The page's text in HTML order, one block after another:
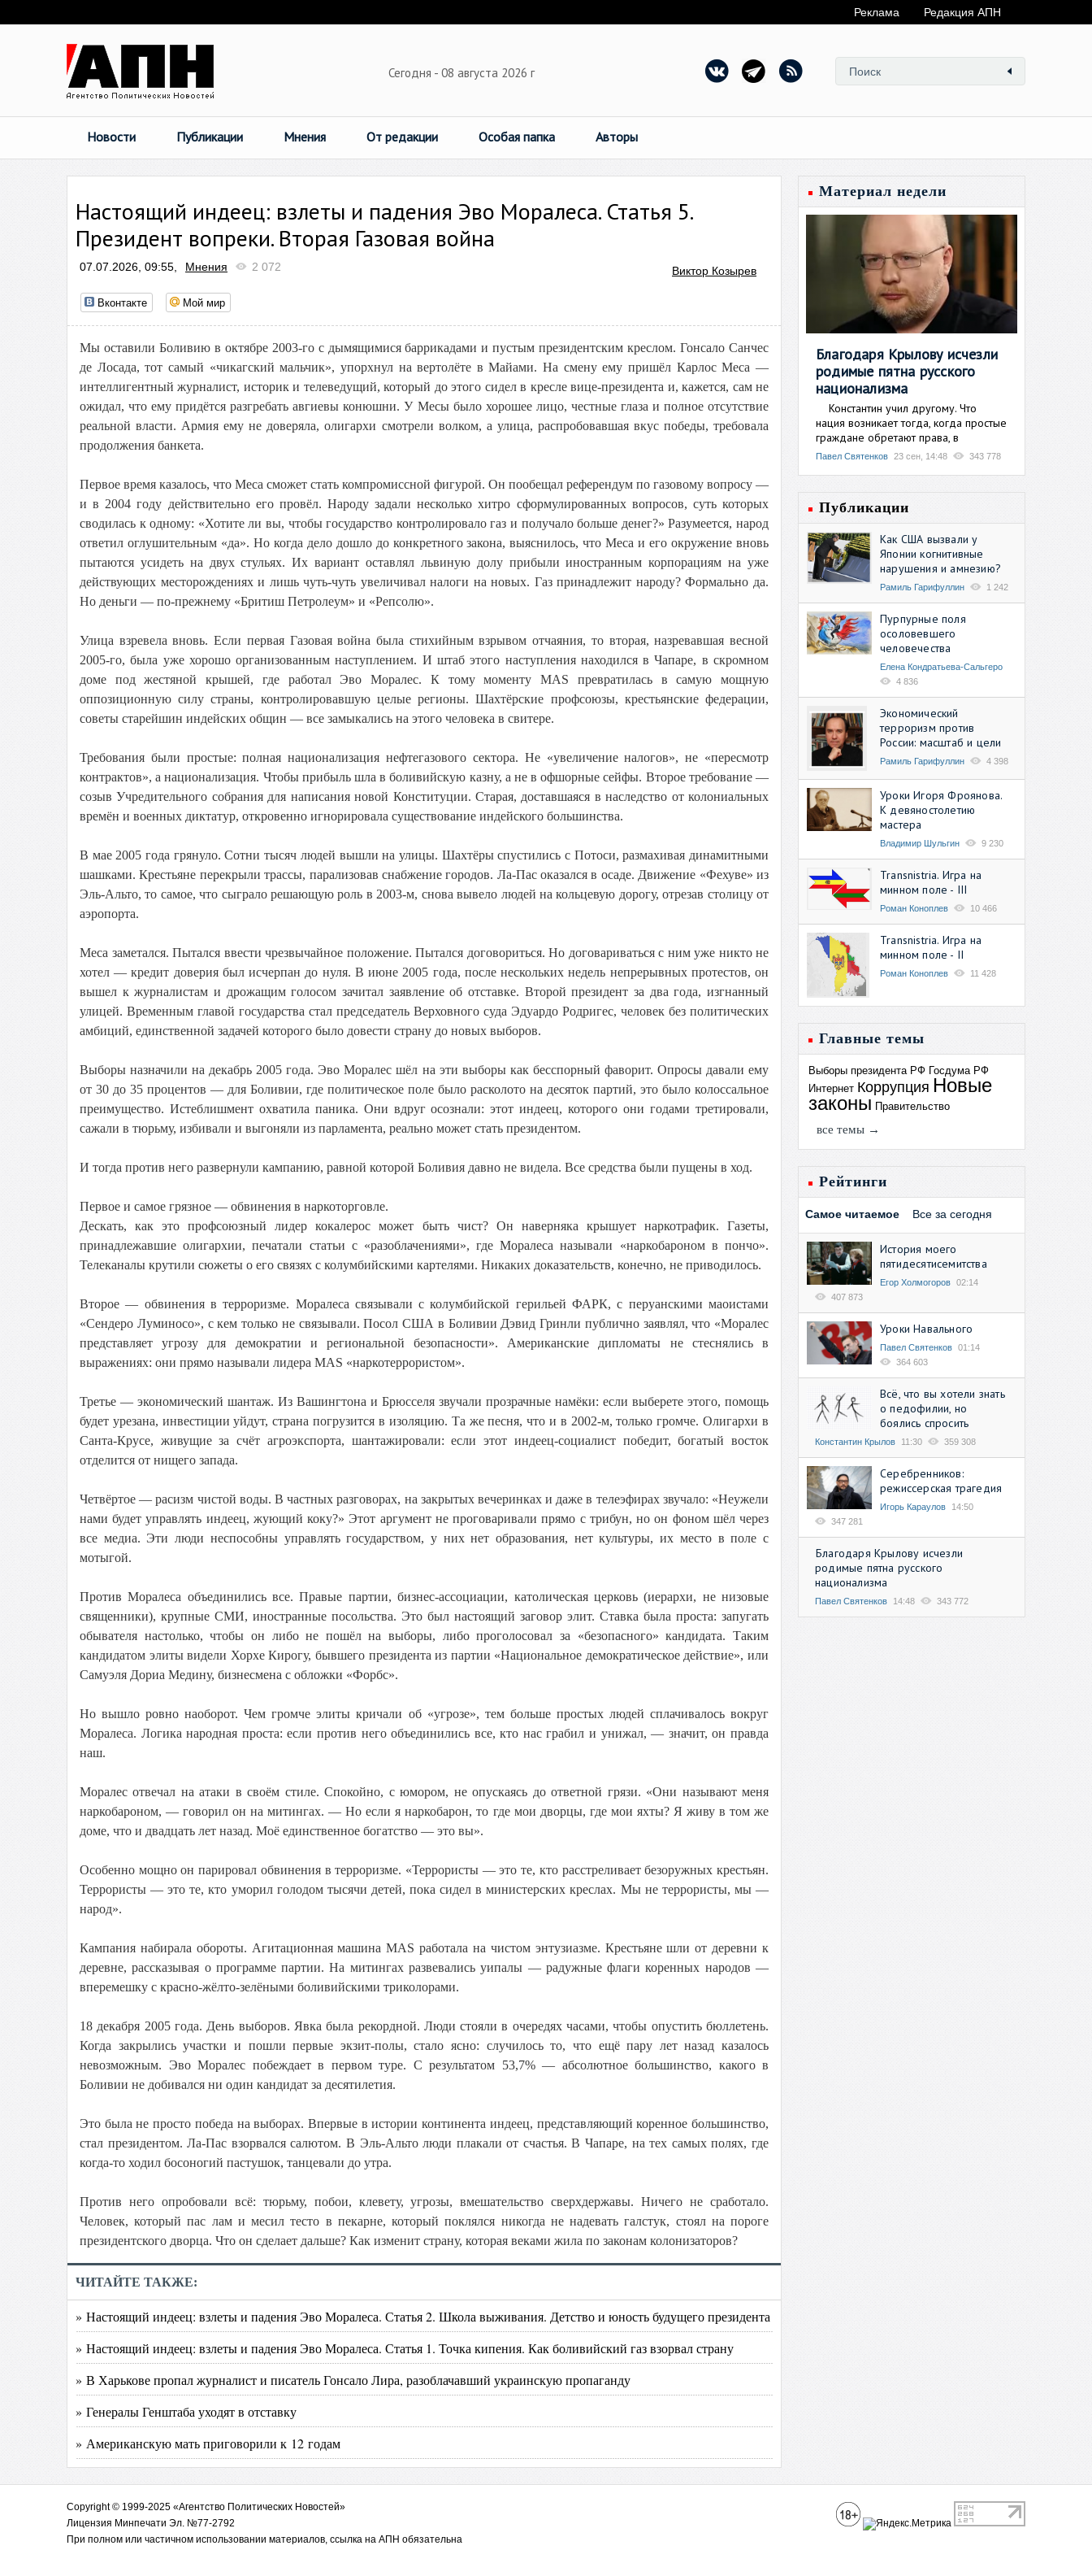
Реклама Редакция АПН
Сегодня - 08 августа 2026 г
Новости Публикации Мнения От редакции Особая папка Авторы
Настоящий индеец: взлеты и падения Эво Моралеса. Статья 5.
Президент вопреки. Вторая Газовая война
07.07.2026, 09:55, Мнения 2 072 Виктор Козырев
Вконтакте Мой мир
Мы оставили Боливию в октябре 2003-го с дымящимися баррикадами и пустым президентским креслом. Гонсало Санчес
де Лосада, тот самый «чикагский мальчик», упорхнул на вертолёте в Майами. На смену ему пришёл Карлос Меса —
интеллигентный журналист, историк и телеведущий, который до этого сидел в кресле вице-президента и, кажется, сам не
ожидал, что ему придётся разгребать авгиевы конюшни. У Месы было хорошее лицо, честные глаза и полное отсутствие
реальной власти. Армия ему не доверяла, олигархи смотрели волком, а улица, распробовавшая вкус победы, требовала
продолжения банкета.
Первое время казалось, что Меса сможет стать компромиссной фигурой. Он пообещал референдум по газовому вопросу —
и в 2004 году действительно его провёл. Народу задали несколько хитро сформулированных вопросов, суть которых
сводилась к одному: «Хотите ли вы, чтобы государство контролировало газ и получало больше денег?» Разумеется, народ
ответил оглушительным «да». Но когда дело дошло до конкретного закона, выяснилось, что Меса и его окружение вновь
пытаются усидеть на двух стульях. Их вариант оставлял львиную долу прибыли иностранным корпорациям на уже
действующих месторождениях и лишь чуть-чуть увеличивал налоги на новых. Газ принадлежит народу? Формально да.
Но деньги — по-прежнему «Бритиш Петролеум» и «Репсолю».
Улица взревела вновь. Если первая Газовая война была стихийным взрывом отчаяния, то вторая, назревавшая весной
2005-го, была уже хорошо организованным наступлением. И штаб этого наступления находился в Чапаре, в скромном
доме под жестяной крышей, где работал Эво Моралес. К тому моменту MAS превратилась в самую мощную
оппозиционную силу страны, контролировавшую целые регионы. Шахтёрские профсоюзы, крестьянские федерации,
советы старейшин индейских общин — все замыкались на этого человека в свитере.
Требования были простые: полная национализация нефтегазового сектора. Не «увеличение налогов», не «пересмотр
контрактов», а национализация. Чтобы прибыль шла в боливийскую казну, а не в офшорные сейфы. Второе требование —
созыв Учредительного собрания для написания новой Конституции. Старая, доставшаяся в наследство от колониальных
времён и военных диктатур, откровенно игнорировала существование индейского большинства.
В мае 2005 года грянуло. Сотни тысяч людей вышли на улицы. Шахтёры спустились с Потоси, размахивая динамитными
шашками. Крестьяне перекрыли трассы, парализовав снабжение городов. Ла-Пас оказался в осаде. Движение «Фехуве» из
Эль-Альто, то самое, что сыграло решающую роль в 2003-м, снова вывело людей на кольцевую дорогу, отрезав столицу от
аэропорта.
Меса заметался. Пытался ввести чрезвычайное положение. Пытался договориться. Но договариваться с ним уже никто не
хотел — кредит доверия был исчерпан до нуля. В июне 2005 года, после нескольких недель непрерывных протестов, он
вышел к журналистам и дрожащим голосом зачитал заявление об отставке. Второй президент за два года, изгнанный
улицей. Временным главой государства стал председатель Верховного суда Эдуардо Родригес, человек без политических
амбиций, единственной задачей которого было довести страну до новых выборов.
Выборы назначили на декабрь 2005 года. Эво Моралес шёл на эти выборы как бесспорный фаворит. Опросы давали ему
от 30 до 35 процентов — для Боливии, где политическое поле было расколото на десяток партий, это было колоссальное
преимущество. Истеблишмент охватила паника. Они вдруг осознали: этот индеец, которого они годами третировали,
сажали в тюрьму, избивали и выгоняли из парламента, реально может стать президентом.
И тогда против него развернули кампанию, равной которой Боливия давно не видела. Все средства были пущены в ход.
Первое и самое грязное — обвинения в наркоторговле.
Дескать, как это профсоюзный лидер кокалерос может быть чист? Он наверняка крышует наркотрафик. Газеты,
принадлежавшие олигархии, печатали статьи с «разоблачениями», где Моралеса называли «наркобароном в пончо».
Телеканалы крутили сюжеты о его связях с колумбийскими картелями. Никаких доказательств, конечно, не приводилось.
Второе — обвинения в терроризме. Моралеса связывали с колумбийской герильей ФАРК, с перуанскими маоистами
«Сендеро Луминосо», с кем только не связывали. Посол США в Боливии Дэвид Гринли публично заявлял, что «Моралес
представляет угрозу для демократии и региональной безопасности». Американские дипломаты не стеснялись в
выражениях: они прямо называли лидера MAS «наркотеррористом».
Третье — экономический шантаж. Из Вашингтона и Брюсселя звучали прозрачные намёки: если выберете этого, помощь
будет урезана, инвестиции уйдут, страна погрузится в изоляцию. Та же песня, что и в 2002-м, только громче. Олигархи в
Санта-Крусе, живущие за счёт агроэкспорта, шантажировали: если этот индеец-социалист победит, богатый восток
отделится от нищего запада.
Четвёртое — расизм чистой воды. В частных разговорах, на закрытых вечеринках и даже в телеэфирах звучало: «Неужели
нами будет управлять индеец, жующий коку?» Этот аргумент не проговаривали прямо с трибун, но он фоном шёл через
все медиа. Эти люди неспособны управлять государством, у них нет образования, нет культуры, их место в поле с
мотыгой.
Против Моралеса объединились все. Правые партии, бизнес-ассоциации, католическая церковь (иерархи, не низовые
священники), крупные СМИ, иностранные посольства. Это был настоящий заговор элит. Ставка была проста: запугать
обывателя настолько, чтобы он либо не пошёл на выборы, либо проголосовал за «безопасного» кандидата. Таким
кандидатом элиты видели Хорхе Кирогу, бывшего президента из партии «Национальное демократическое действие», или
Самуэля Дориа Медину, бизнесмена с обложки «Форбс».
Но вышло ровно наоборот. Чем громче элиты кричали об «угрозе», тем больше простых людей сплачивалось вокруг
Моралеса. Логика народная проста: если против него объединились все, кто нас грабил и унижал, — значит, он правда
наш.
Моралес отвечал на атаки в своём стиле. Спокойно, с юмором, не опускаясь до ответной грязи. «Они называют меня
наркобароном, — говорил он на митингах. — Но если я наркобарон, то где мои дворцы, где мои яхты? Я живу в том же
доме, что и двадцать лет назад. Моё единственное богатство — это вы».
Особенно мощно он парировал обвинения в терроризме. «Террористы — это те, кто расстреливает безоружных крестьян.
Террористы — это те, кто уморил голодом тысячи детей, пока сидел в министерских креслах. Мы не террористы, мы —
народ».
Кампания набирала обороты. Агитационная машина MAS работала на чистом энтузиазме. Крестьяне шли от деревни к
деревне, рассказывая о программе партии. На митингах развевались уипалы — радужные флаги коренных народов —
вперемешку с красно-жёлто-зелёными боливийскими триколорами.
18 декабря 2005 года. День выборов. Явка была рекордной. Люди стояли в очередях часами, чтобы опустить бюллетень.
Когда закрылись участки и пошли первые экзит-полы, стало ясно: случилось то, что ещё пару лет назад казалось
невозможным. Эво Моралес побеждает в первом туре. С результатом 53,7% — абсолютное большинство, какого в
Боливии не добивался ни один кандидат за десятилетия.
Это была не просто победа на выборах. Впервые в истории континента индеец, представляющий коренное большинство,
стал президентом. Ла-Пас взорвался салютом. В Эль-Альто люди плакали от счастья. В Чапаре, на тех самых полях, где
когда-то ходил босоногий пастушок, танцевали до утра.
Против него опробовали всё: тюрьму, побои, клевету, угрозы, вмешательство сверхдержавы. Ничего не сработало.
Человек, который пас лам и месил тесто в пекарне, который поклялся никогда не надевать галстук, стоял на пороге
президентского дворца. Что он сделает дальше? Как изменит страну, которая веками жила по законам колонизаторов?
ЧИТАЙТЕ ТАКЖЕ:
» Настоящий индеец: взлеты и падения Эво Моралеса. Статья 2. Школа выживания. Детство и юность будущего президента
» Настоящий индеец: взлеты и падения Эво Моралеса. Статья 1. Точка кипения. Как боливийский газ взорвал страну
» В Харькове пропал журналист и писатель Гонсало Лира, разоблачавший украинскую пропаганду
» Генералы Генштаба уходят в отставку
» Американскую мать приговорили к 12 годам
Материал недели
Благодаря Крылову исчезли
родимые пятна русского
национализма
Константин учил другому. Что
нация возникает тогда, когда простые
граждане обретают права, в
Павел Святенков 23 сен, 14:48 343 778
Публикации
Как США вызвали у
Японии когнитивные
нарушения и амнезию?
Рамиль Гарифуллин 1 242
Пурпурные поля
осоловевшего
человечества
Елена Кондратьева-Сальгеро
4 836
Экономический
терроризм против
России: масштаб и цели
Рамиль Гарифуллин 4 398
Уроки Игоря Фроянова.
К девяностолетию
мастера
Владимир Шульгин 9 230
Transnistria. Игра на
минном поле - III
Роман Коноплев 10 466
Transnistria. Игра на
минном поле - II
Роман Коноплев 11 428
Главные темы
Выборы президента РФ Госдума РФ
Интернет Коррупция Новые
законы Правительство
все темы →
Рейтинги
Самое читаемое Все за сегодня
История моего
пятидесятисемитства
Егор Холмогоров 02:14
407 873
Уроки Навального
Павел Святенков 01:14
364 603
Всё, что вы хотели знать
о педофилии, но
боялись спросить
Константин Крылов 11:30 359 308
Серебренников:
режиссерская трагедия
Игорь Караулов
14:50
347 281
Благодаря Крылову исчезли
родимые пятна русского
национализма
Павел Святенков 14:48 343 772
Copyright © 1999-2025 «Агентство Политических Новостей»
Лицензия Минпечати Эл. №77-2792
При полном или частичном использовании материалов, ссылка на АПН обязательна